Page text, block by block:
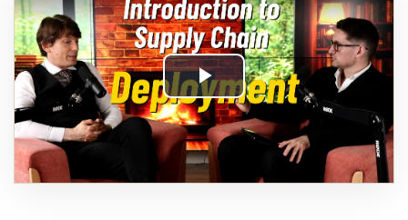
Play
Video